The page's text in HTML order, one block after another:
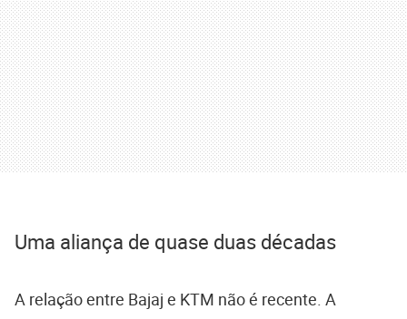
Uma aliança de quase duas décadas
A relação entre Bajaj e KTM não é recente. A